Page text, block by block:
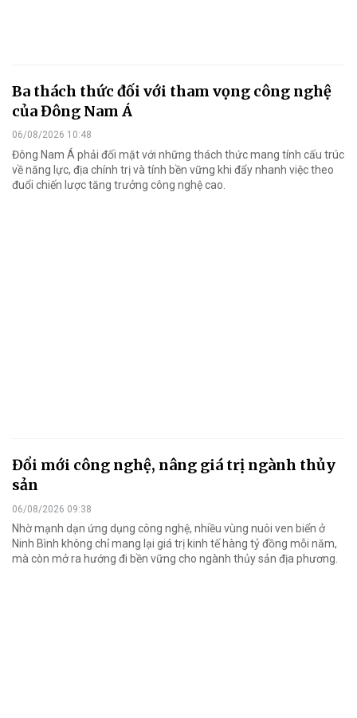
Ba thách thức đối với tham vọng công nghệ
của Đông Nam Á
06/08/2026 10:48
Đông Nam Á phải đối mặt với những thách thức mang tính cấu trúc
về năng lực, địa chính trị và tính bền vững khi đẩy nhanh việc theo
đuổi chiến lược tăng trưởng công nghệ cao.
Đổi mới công nghệ, nâng giá trị ngành thủy
sản
06/08/2026 09:38
Nhờ mạnh dạn ứng dụng công nghệ, nhiều vùng nuôi ven biển ở
Ninh Bình không chỉ mang lại giá trị kinh tế hàng tỷ đồng mỗi năm,
mà còn mở ra hướng đi bền vững cho ngành thủy sản địa phương.